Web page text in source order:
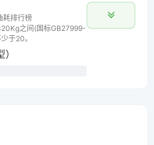
耗排行榜
之间(国标GB27999-
于20。